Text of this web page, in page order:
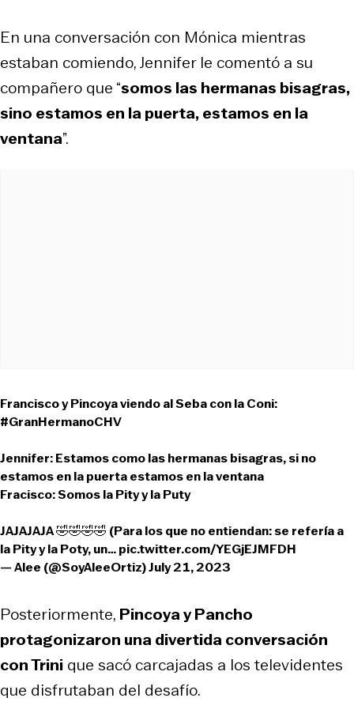
En una conversación con Mónica mientras
estaban comiendo, Jennifer le comentó a su
compañero que “somos las hermanas bisagras,
sino estamos en la puerta, estamos en la
ventana”.
Francisco y Pincoya viendo al Seba con la Coni:
#GranHermanoCHV
Jennifer: Estamos como las hermanas bisagras, si no
estamos en la puerta estamos en la ventana
Fracisco: Somos la Pity y la Puty
JAJAJAJA 🤣🤣🤣🤣 (Para los que no entiendan: se refería a
la Pity y la Poty, un…pic.twitter.com/YEGjEJMFDH
— Alee (@SoyAleeOrtiz)July 21, 2023
Posteriormente, Pincoya y Pancho
protagonizaron una divertida conversación
con Trini que sacó carcajadas a los televidentes
que disfrutaban del desafío.